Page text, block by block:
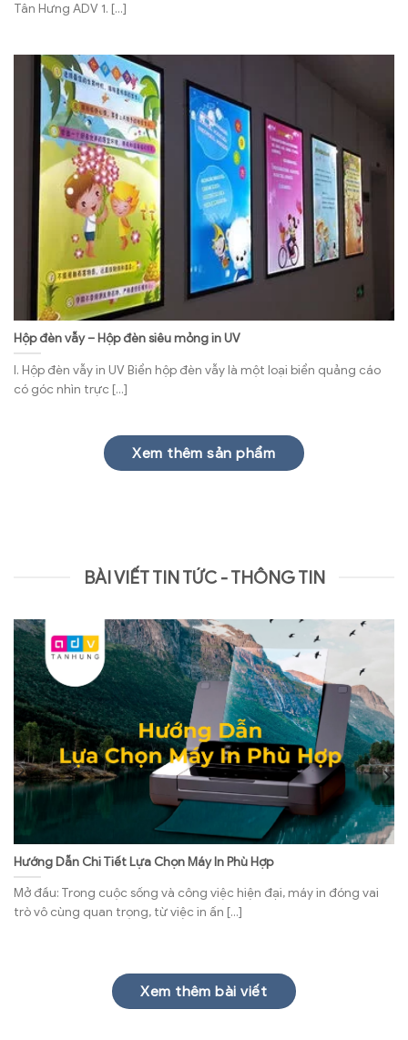
Tân Hưng ADV 1. [...]
Hộp đèn vẫy – Hộp đèn siêu mỏng in UV
I. Hộp đèn vẫy in UV Biển hộp đèn vẫy là một loại biển quảng cáo
có góc nhìn trực [...]
Xem thêm sản phẩm
BÀI VIẾT TIN TỨC - THÔNG TIN
In UV Phẳng Cuộn: Giải pháp in ấn hiệu quả cho doanh nghiệp
Trong thế giới ngày càng phát triển của ngành in ấn, công nghệ
in UV phẳng cuộn đã trở thành một lựa chọn [...]
Xem thêm bài viết